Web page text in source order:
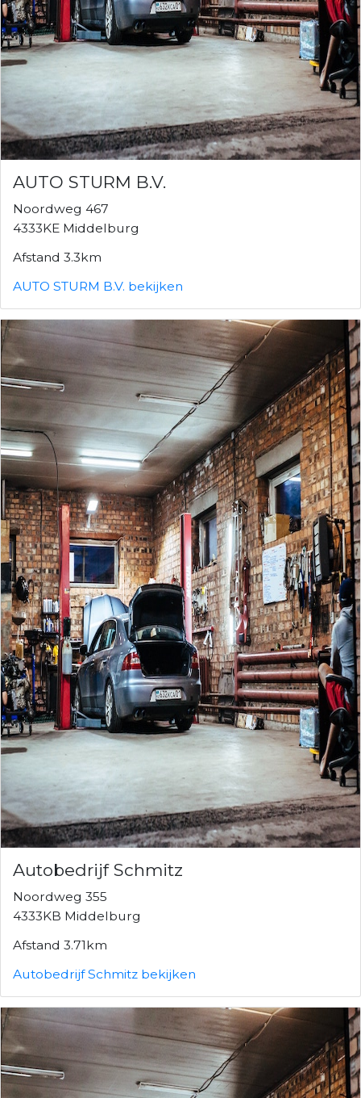
AUTO STURM B.V.
Noordweg 467
4333KE Middelburg
Afstand 3.3km
AUTO STURM B.V. bekijken
Autobedrijf Schmitz
Noordweg 355
4333KB Middelburg
Afstand 3.71km
Autobedrijf Schmitz bekijken